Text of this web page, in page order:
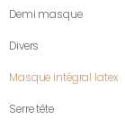
Demi masque
Divers
Masque intégral latex
Serre tête